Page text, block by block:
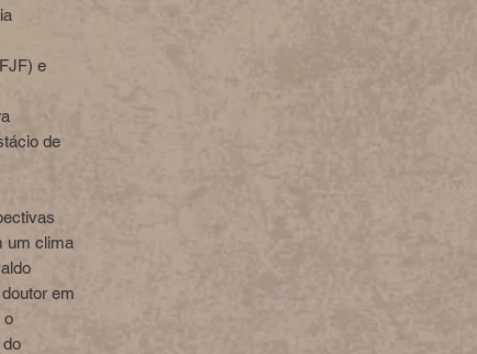
e
de
um clima
em
o